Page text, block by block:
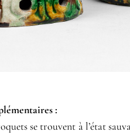
:​
se trouvent à l’état